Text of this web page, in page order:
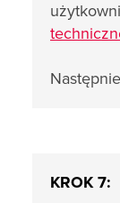
KROK 7: